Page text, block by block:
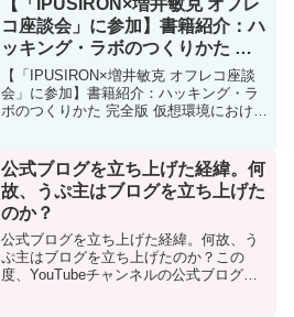
【「IPUSIRON×増井敏克 オフレ
コ座談会」に参加】書籍紹介：ハ
ッキング・ラボのつくりかた 完
全版 仮想環境におけるハッカー
体験学習 著者：IPUSIRON
【「IPUSIRON×増井敏克 オフレコ座談
会」に参加】書籍紹介：ハッキング・ラ
ボのつくりかた 完全版 仮想環境における
IPUSIRONさんとは、IT関係のイベント
で...
公式ブログを立ち上げた経緯。何
故、うぷ主はブログを立ち上げた
のか？
公式ブログを立ち上げた経緯。何故、う
ぷ主はブログを立ち上げたのか？この
度、YouTubeチャンネルの公式ブログを